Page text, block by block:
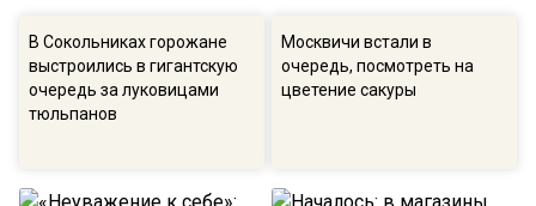
В Сокольниках горожане
выстроились в гигантскую
очередь за луковицами
тюльпанов
Москвичи встали в
очередь, посмотреть на
цветение сакуры